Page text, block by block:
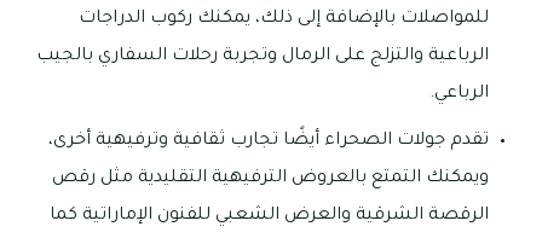
للمواصلات بالإضافة إلى ذلك، يمكنك ركوب الدراجات
الرباعية والتزلج على الرمال وتجربة رحلات السفاري بالجيب
الرباعي.
تقدم جولات الصحراء أيضًا تجارب ثقافية وترفيهية أخرى،
ويمكنك التمتع بالعروض الترفيهية التقليدية مثل رقص
الرقصة الشرقية والعرض الشعبي للفنون الإماراتية كما